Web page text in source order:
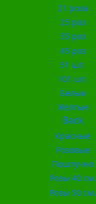
21 роза
25 роз
35 роз
45 роз
51 шт.
101 шт.
Белые
Жёлтые
Back
Красные
Розовые
Поштучно
Розы 40 см.
Розы 50 см.